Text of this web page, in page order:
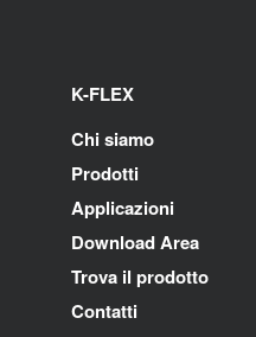
K-FLEX
Chi siamo
Prodotti
Applicazioni
Download Area
Trova il prodotto
Contatti